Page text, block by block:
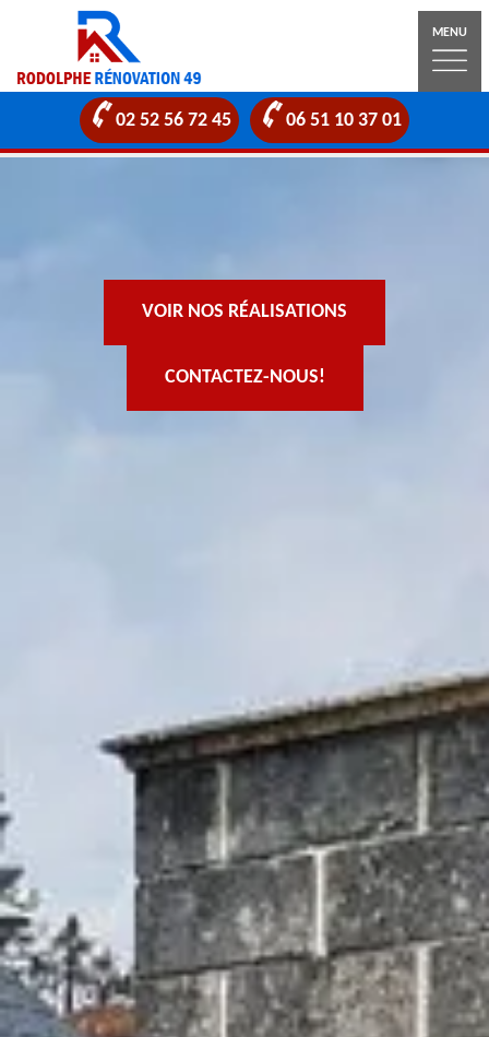
MENU
02 52 56 72 45 06 51 10 37 01
VOIR NOS RÉALISATIONS
CONTACTEZ-NOUS!